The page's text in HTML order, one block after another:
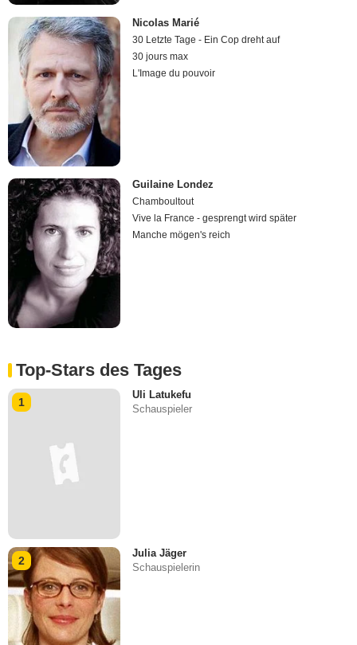
Nicolas Marié
30 Letzte Tage - Ein Cop dreht auf
30 jours max
L'Image du pouvoir
Guilaine Londez
Chamboultout
Vive la France - gesprengt wird später
Manche mögen's reich
Top-Stars des Tages
1
Uli Latukefu
Schauspieler
2
Julia Jäger
Schauspielerin